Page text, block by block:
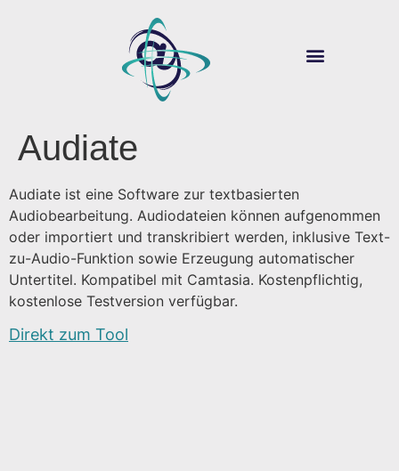
Audiate
Audiate ist eine Software zur textbasierten
Audiobearbeitung. Audiodateien können aufgenommen
oder importiert und transkribiert werden, inklusive Text-
zu-Audio-Funktion sowie Erzeugung automatischer
Untertitel. Kompatibel mit Camtasia. Kostenpflichtig,
kostenlose Testversion verfügbar.
Direkt zum Tool